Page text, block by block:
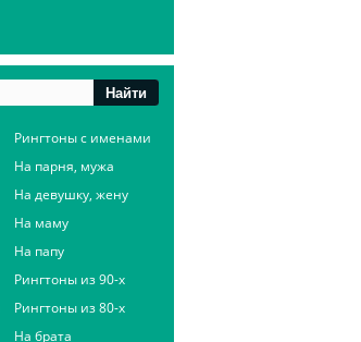
Рингтоны с именами
На парня, мужа
На девушку, жену
На маму
На папу
Рингтоны из 90-х
Рингтоны из 80-х
На брата